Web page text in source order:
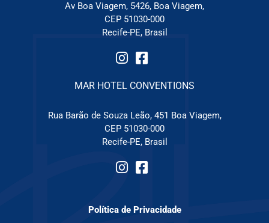
Av Boa Viagem, 5426, Boa Viagem,
CEP 51030-000
Recife-PE, Brasil
MAR HOTEL CONVENTIONS
Rua Barão de Souza Leão, 451 Boa Viagem,
CEP 51030-000
Recife-PE, Brasil
Política de Privacidade